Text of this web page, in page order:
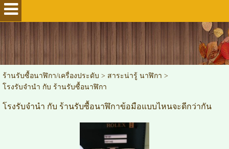
ร้านรับซื้อนาฬิกา/เครื่องประดับ > สาระน่ารู้ นาฬิกา >
โรงรับจำนำ กับ ร้านรับซื้อนาฬิกา
โรงรับจำนำ กับ ร้านรับซื้อนาฬิกาข้อมือแบบไหนจะดีกว่ากัน